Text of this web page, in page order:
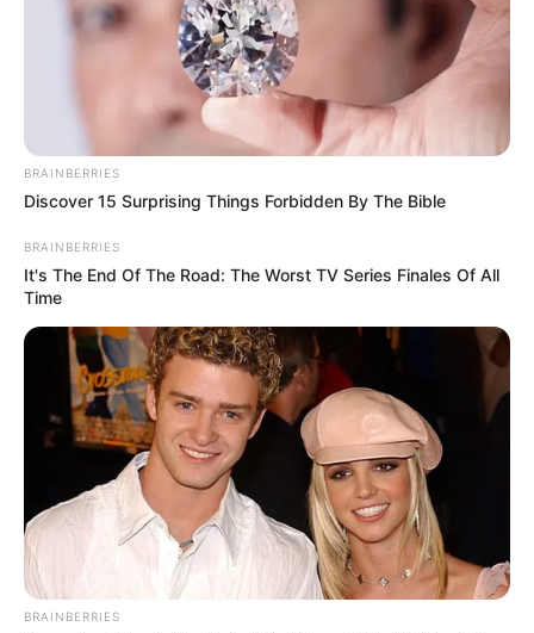
pakaian? Tenang, manfaatkan pembuka kaleng
minuman untuk menggabungkan dua gantungan
BRAINBERRIES
Discover 15 Surprising Things Forbidden By The Bible
BRAINBERRIES
It's The End Of The Road: The Worst TV Series Finales Of All
Time
BRAINBERRIES